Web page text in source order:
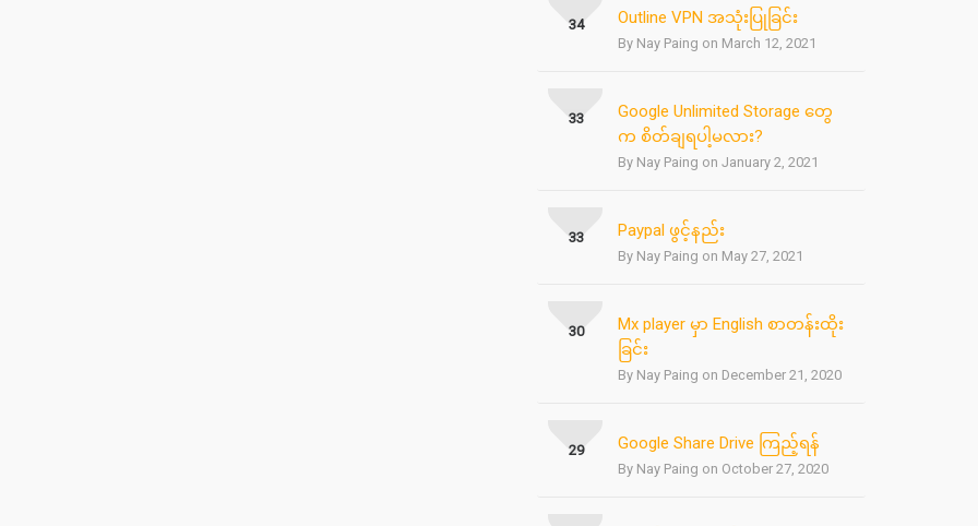
Outline VPN အသုံးပြုခြင်း
By Nay Paing on March 12, 2021
34
Google Unlimited Storage တွေ
က စိတ်ချရပါ့မလား?
By Nay Paing on January 2, 2021
33
Paypal ဖွင့်နည်း
By Nay Paing on May 27, 2021
33
Mx player မှာ English စာတန်းထိုး
ခြင်း
By Nay Paing on December 21, 2020
30
Google Share Drive ကြည့်ရန်
By Nay Paing on October 27, 2020
29